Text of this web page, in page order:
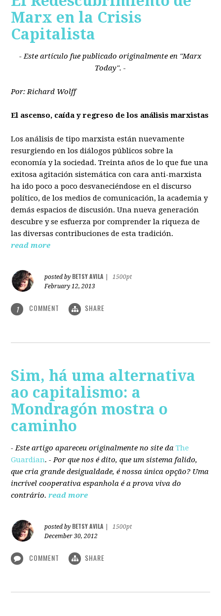
Marx en la Crisis
Capitalista
- Este artículo fue publicado originalmente en "Marx
Today". -
Por: Richard Wolff
El ascenso, caída y regreso de los análisis marxistas
Los análisis de tipo marxista están nuevamente
resurgiendo en los diálogos públicos sobre la
economía y la sociedad. Treinta años de lo que fue una
exitosa agitación sistemática con cara anti-marxista
ha ido poco a poco desvaneciéndose en el discurso
político, de los medios de comunicación, la academia y
demás espacios de discusión. Una nueva generación
descubre y se esfuerza por comprender la riqueza de
las diversas contribuciones de esta tradición.
read more
posted by BETSY AVILA
1500pt
February 12, 2013
1 COMMENT SHARE
Sim, há uma alternativa
ao capitalismo: a
Mondragón mostra o
caminho
- Este artigo apareceu originalmente no site daThe
Guardian. - Por que nos é dito, que um sistema falido,
que cria grande desigualdade, é nossa única opção? Uma
incrível cooperativa espanhola é a prova viva do
contrário. read more
posted by BETSY AVILA
1500pt
December 30, 2012
COMMENT SHARE